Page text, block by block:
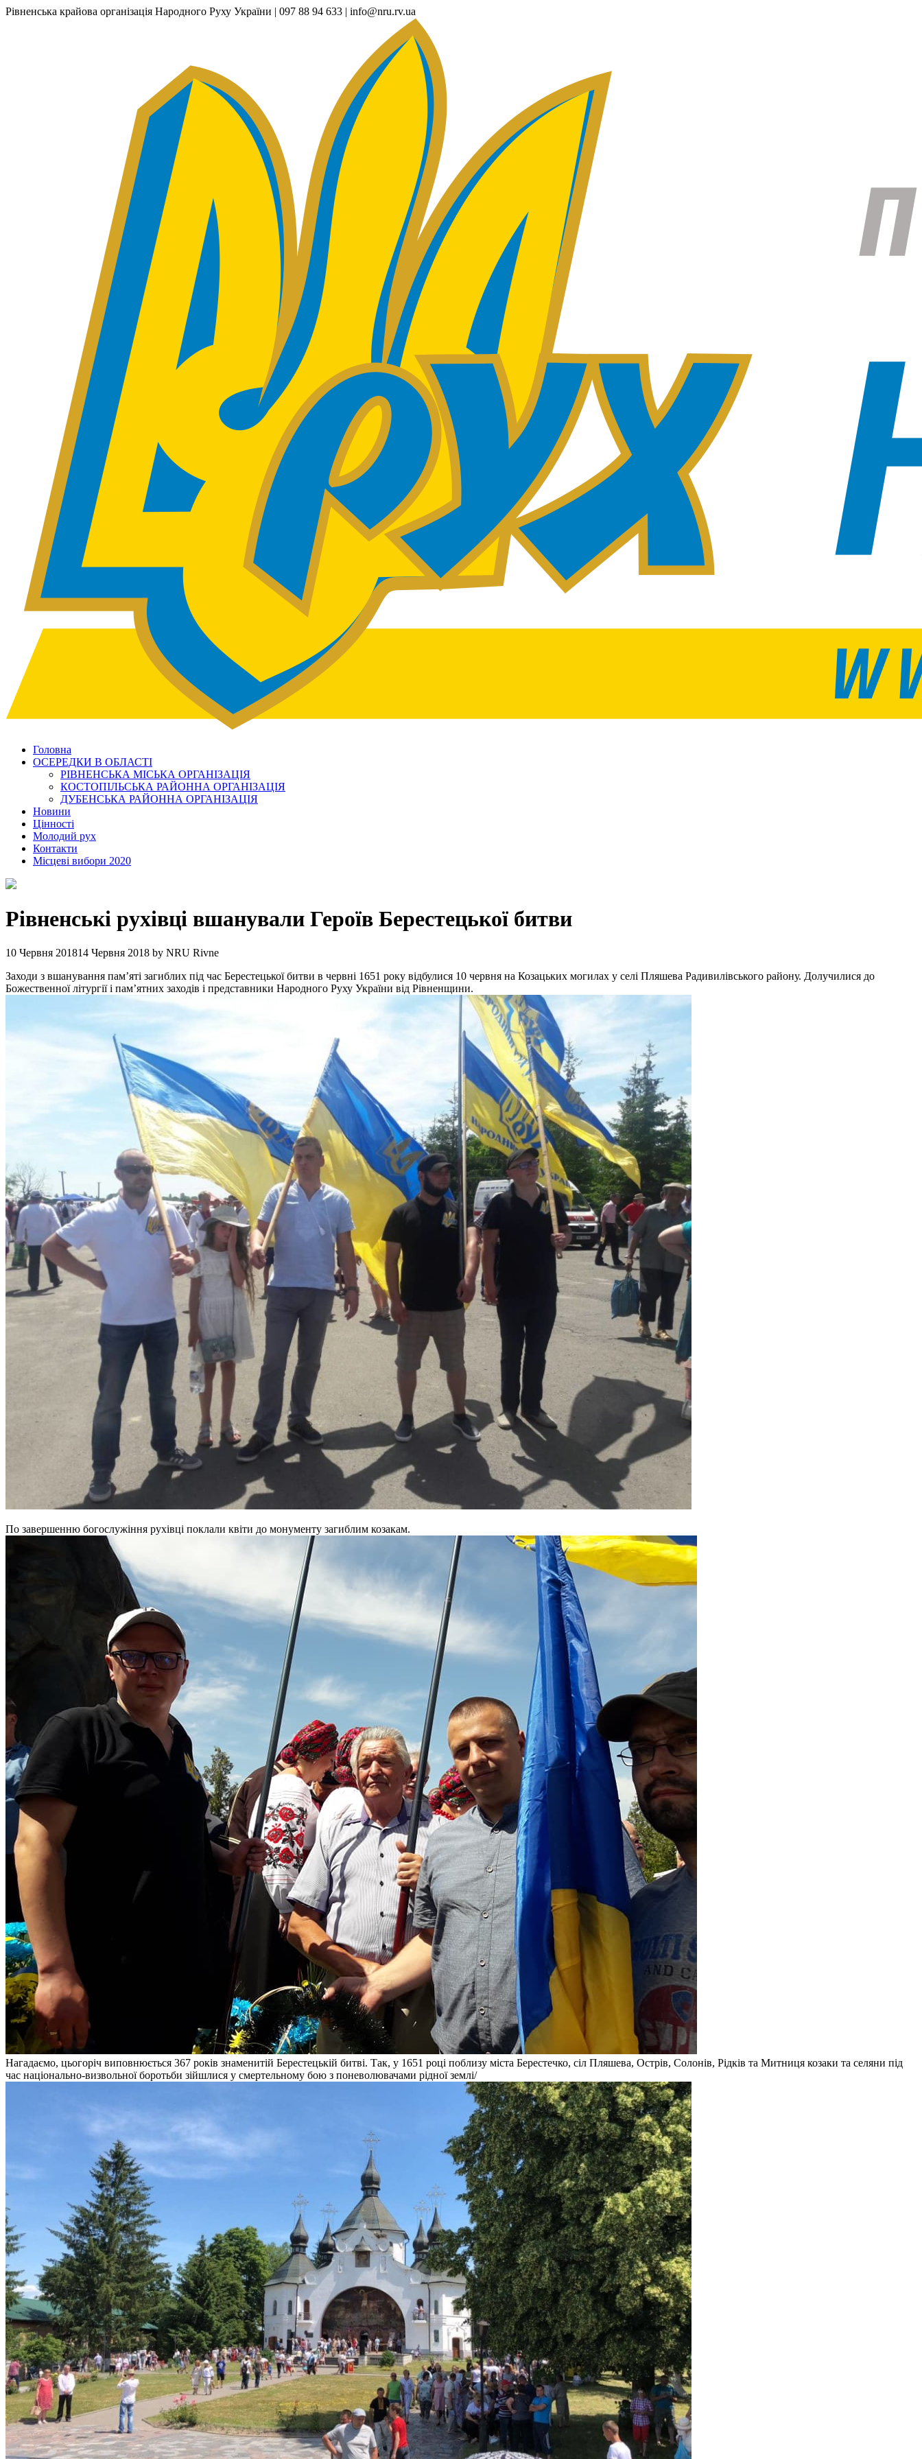
Рівненська крайова організація Народного Руху України | 097 88 94 633 | info@nru.rv.ua
Головна
ОСЕРЕДКИ В ОБЛАСТІ
РІВНЕНСЬКА МІСЬКА ОРГАНІЗАЦІЯ
КОСТОПІЛЬСЬКА РАЙОННА ОРГАНІЗАЦІЯ
ДУБЕНСЬКА РАЙОННА ОРГАНІЗАЦІЯ
Новини
Цінності
Молодий рух
Контакти
Місцеві вибори 2020
Рівненські рухівці вшанували Героїв Берестецької битви
10 Червня 201814 Червня 2018 by NRU Rivne
Заходи з вшанування пам’яті загиблих під час Берестецької битви в червні 1651 року відбулися 10 червня на Козацьких могилах у селі Пляшева Радивилівського району. Долучилися до
Божественної літургії і пам’ятних заходів і представники Народного Руху України від Рівненщини.
По завершенню богослужіння рухівці поклали квіти до монументу загиблим козакам.
Нагадаємо, цьогоріч виповнюється 367 років знаменитій Берестецькій битві. Так, у 1651 році поблизу міста Берестечко, сіл Пляшева, Острів, Солонів, Рідків та Митниця козаки та селяни під
час національно-визвольної боротьби зійшлися у смертельному бою з поневолювачами рідної землі/